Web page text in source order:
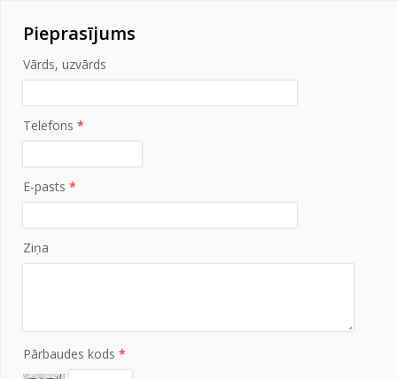
Pieprasījums
Vārds, uzvārds
Telefons *
E-pasts *
Ziņa
Pārbaudes kods *